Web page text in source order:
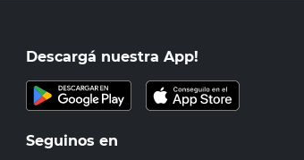
Descargá nuestra App!
Seguinos en